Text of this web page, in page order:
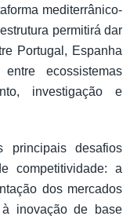
mediterrânico-
permitirá dar
Portugal, Espanha
ecossistemas
investigação e
principais desafios
competitividade: a
dos mercados
inovação de base